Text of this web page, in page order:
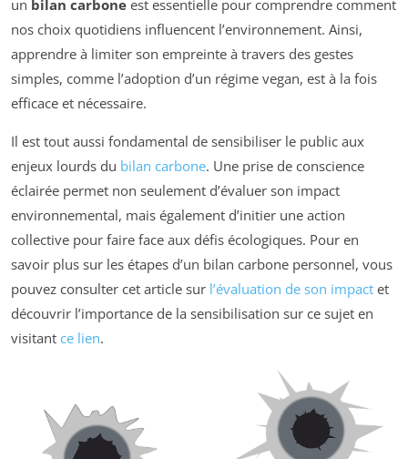
un bilan carbone est essentielle pour comprendre comment
nos choix quotidiens influencent l’environnement. Ainsi,
apprendre à limiter son empreinte à travers des gestes
simples, comme l’adoption d’un régime vegan, est à la fois
efficace et nécessaire.
Il est tout aussi fondamental de sensibiliser le public aux
enjeux lourds du bilan carbone. Une prise de conscience
éclairée permet non seulement d’évaluer son impact
environnemental, mais également d’initier une action
collective pour faire face aux défis écologiques. Pour en
savoir plus sur les étapes d’un bilan carbone personnel, vous
pouvez consulter cet article sur l’évaluation de son impact et
découvrir l’importance de la sensibilisation sur ce sujet en
visitant ce lien.